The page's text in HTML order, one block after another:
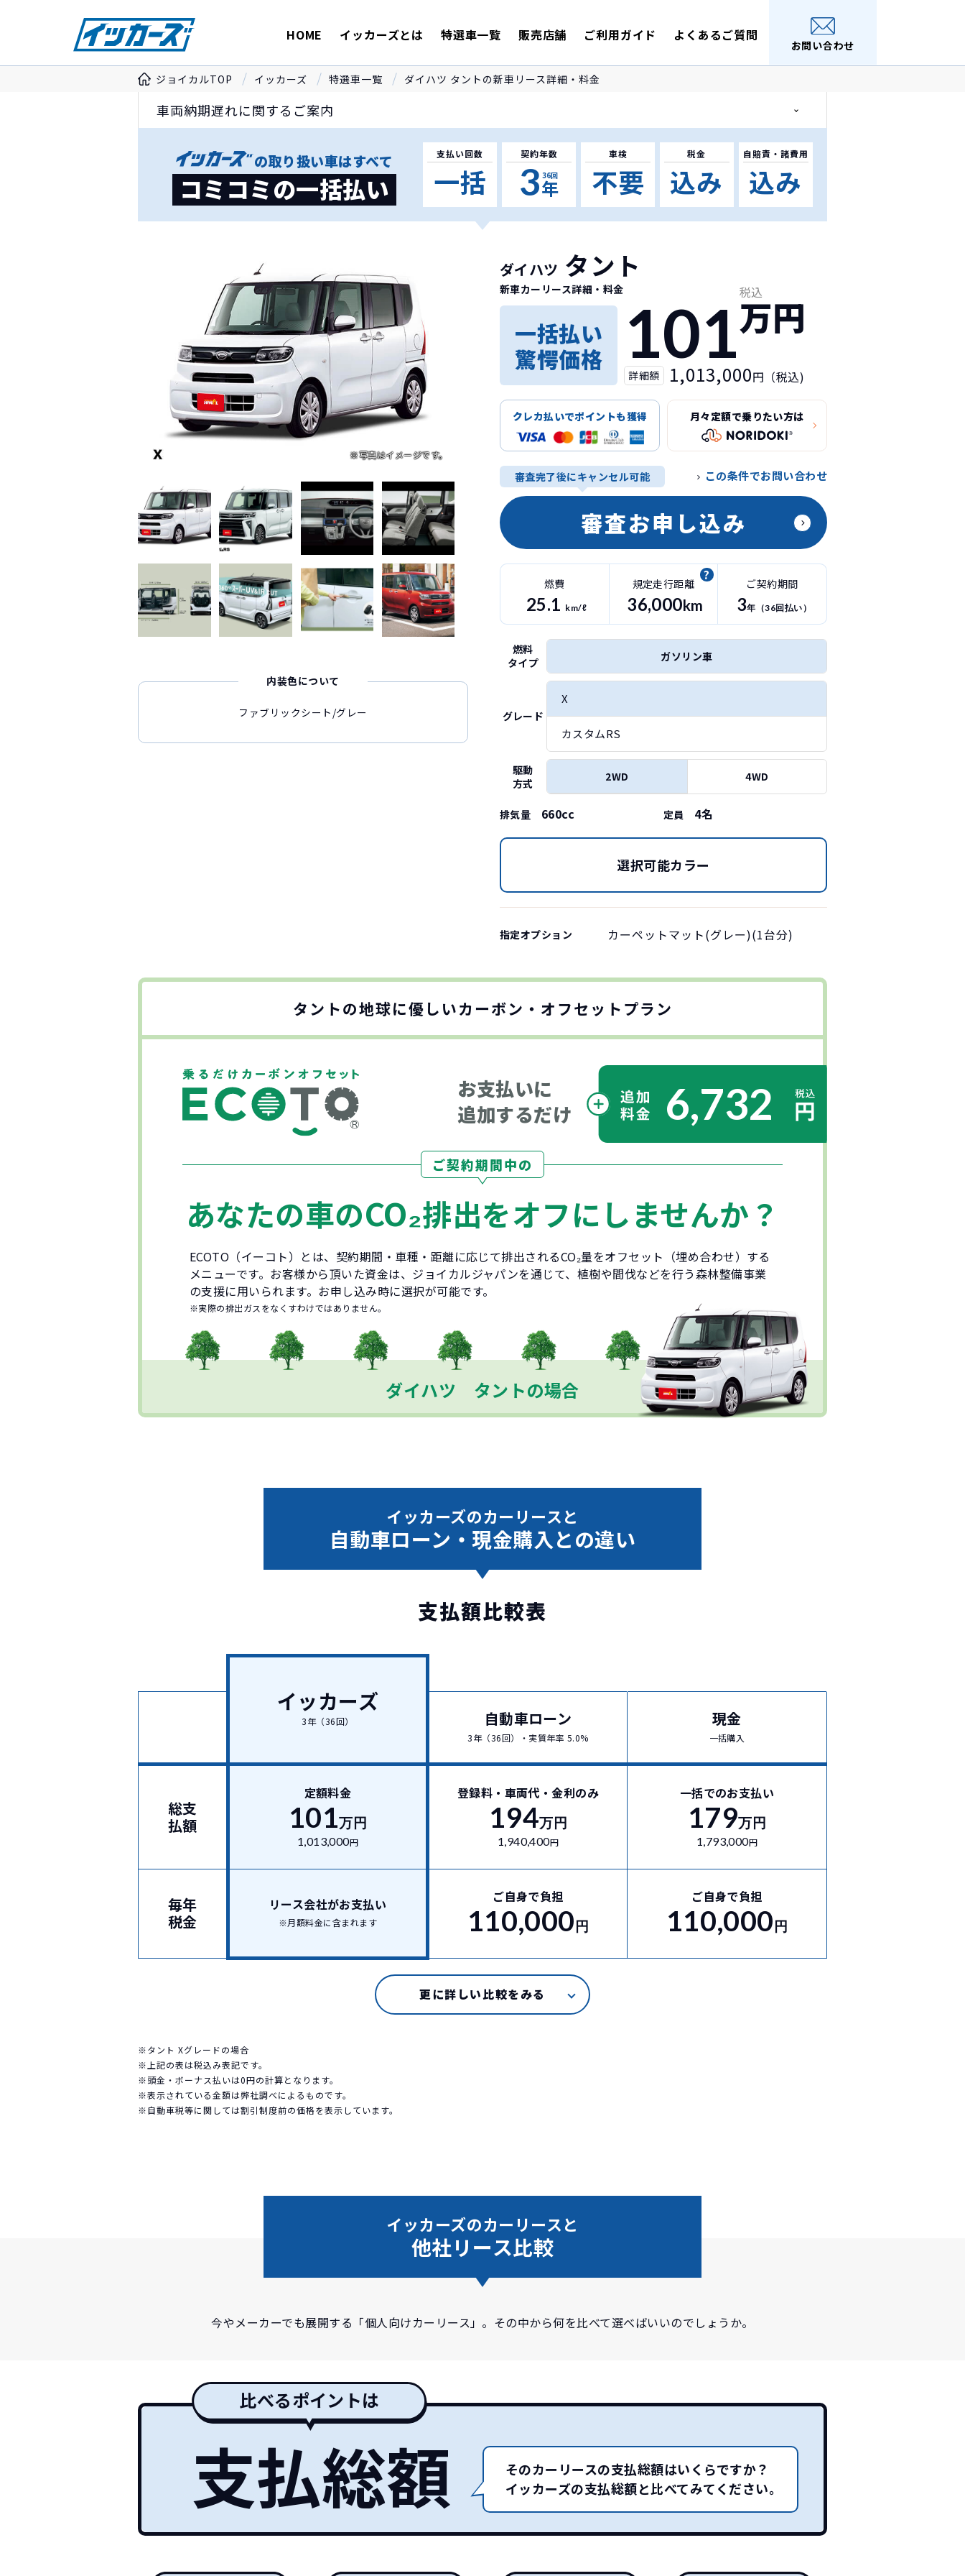
HOME イッカーズとは 特選車一覧 販売店舗 ご利用ガイド よくあるご質問
お問い合わせ
ジョイカルTOP イッカーズ 特選車一覧 ダイハツ タントの新車リース詳細・料金
車両納期遅れに関するご案内
の取り扱い車はすべて
コミコミの一括払い
支払い回数
一括
契約年数
3年
36回
車検
不要
税金
込み
自賠責・ 諸費用
込み
ダイハツ タント
新車カーリース詳細 ・料金
一括払い
驚愕価格
101
税込
万円
詳細額 1,013,000円（税込)
クレカ払いでポイントも獲得 月々定額で乗りたい方は
審査完了後にキャンセル可能 この条件でお問い合わせ
審査お申し込み
燃費
25.1 km/ℓ
規定走行距離
36,000km
ご契約期間
3年（36回払い）
燃料
タイプ
ガソリン車
グレード
X
カスタムRS
駆動
方式
2WD 4WD
排気量 660cc 定員 4名
選択可能カラー
指定オプション カーペットマット(グレー)(1台分)
内装色について
ファブリックシート/グレー
タントの地球に優しいカーボン・オフセットプラン
お支払いに
追加するだけ
6,732
ご契約期間中の
あなたの車のCO₂排出をオフにしませんか？
ECOTO（イーコト）とは、契約期間・車種・距離に応じて排出されるCO₂量をオフセット（埋め合わせ）する
メニューです。お客様から頂いた資金は、ジョイカルジャパンを通じて、植樹や間伐などを行う森林整備事業
の支援に用いられます。お申し込み時に選択が可能です。
※実際の排出ガスをなくすわけではありません。
ダイハツ タントの場合
イッカーズのカーリースと
自動車ローン・現金購入との違い
支払額比較表
イッカーズ
3年（36回） 自動車ローン
3年（36回）・実質年率 5.0%
現金
一括購入
総支
払額
定額料金
101万円
1,013,000円
登録料・車両代・金利のみ
194万円
1,940,400円
一括でのお支払い
179万円
1,793,000円
毎年
税金
リース会社がお支払い
※月額料金に含まれます
ご自身で負担
110,000円
ご自身で負担
110,000円
※タント Xグレードの場合
※上記の表は税込み表記です。
※頭金・ボーナス払いは0円の計算となります。
※表示されている金額は弊社調べによるものです。
※自動車税等に関しては割引制度前の価格を表示しています。
イッカーズのカーリースと
他社リース比較
今やメーカーでも展開する「個人向けカーリース」。その中から何を比べて選べばいいのでしょうか。
比べるポイントは
支払総額
そのカーリースの支払総額はいくらですか？
イッカーズの支払総額と比べてみてください。
どこよりも安く
イッカーズは高残価設定を実現！
頭金不要で超低価格！
憧れのクルマが手軽に乗れます！
短期間だから安心！
イッカーズなら短期リースでも安いんです！
常に新車なので故障の心配がありませんし、急なライフスタイルの変化にも対応が可能です。
一括払いで安心
イッカーズなら頭金・ボーナス払い・諸経費・税金など一切不要！
一括価格をお支払いいただくだけでご利用いただけます。